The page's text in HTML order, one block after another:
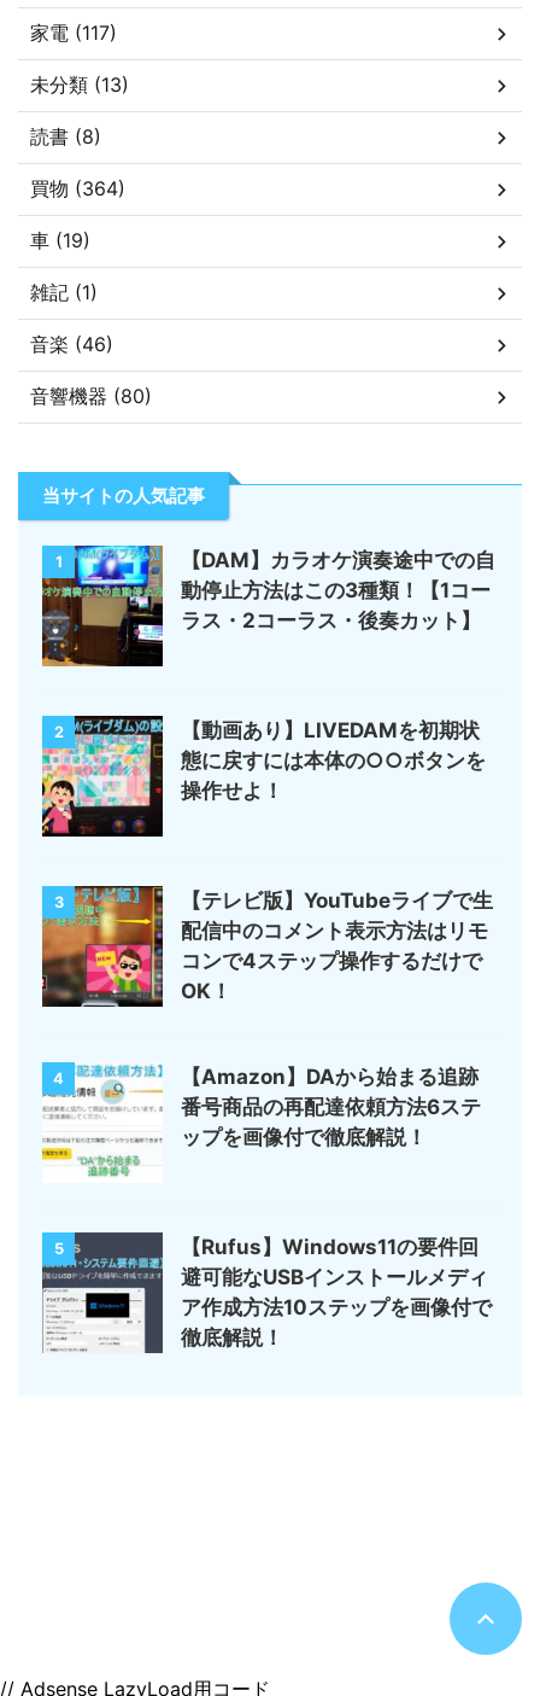
家電 (117)
未分類 (13)
読書 (8)
買物 (364)
車 (19)
雑記 (1)
音楽 (46)
音響機器 (80)
当サイトの人気記事
1
【DAM】カラオケ演奏途中での自
動停止方法はこの3種類！【1コー
ラス・2コーラス・後奏カット】
2
【動画あり】LIVEDAMを初期状
態に戻すには本体の○○ボタンを
操作せよ！
3
【テレビ版】YouTubeライブで生
配信中のコメント表示方法はリモ
コンで4ステップ操作するだけで
OK！
4
【Amazon】DAから始まる追跡
番号商品の再配達依頼方法6ステ
ップを画像付で徹底解説！
5
【Rufus】Windows11の要件回
避可能なUSBインストールメディ
ア作成方法10ステップを画像付で
徹底解説！
// Adsense LazyLoad用コード